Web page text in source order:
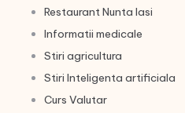
Restaurant Nunta Iasi
Informatii medicale
Stiri agricultura
Stiri Inteligenta artificiala
Curs Valutar